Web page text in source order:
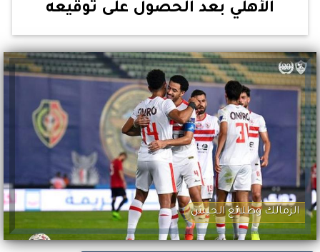
الأهلي بعد الحصول على توقيعه
الزمالك وطلائع الجيش